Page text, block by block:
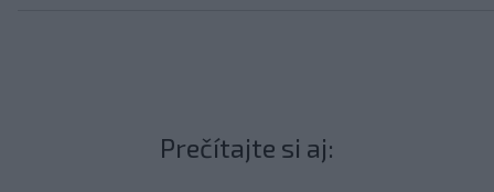
Prečítajte si aj: